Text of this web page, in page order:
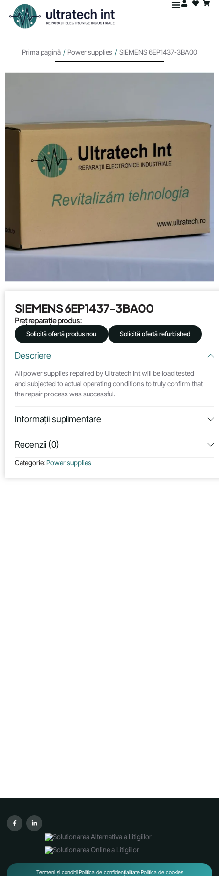
Prima pagină / Power supplies / SIEMENS 6EP1437-3BA00
SIEMENS 6EP1437-3BA00
Preț reparație produs:
Solicită ofertă produs nou Solicită ofertă refurbished
Descriere
All power supplies repaired by Ultratech Int will be load tested
and subjected to actual operating conditions to truly confirm that
the repair process was successful.
Informații suplimentare
Recenzii (0)
Categorie: Power supplies
Termeni și condițiiPolitica de confidențialitatePolitica de cookies